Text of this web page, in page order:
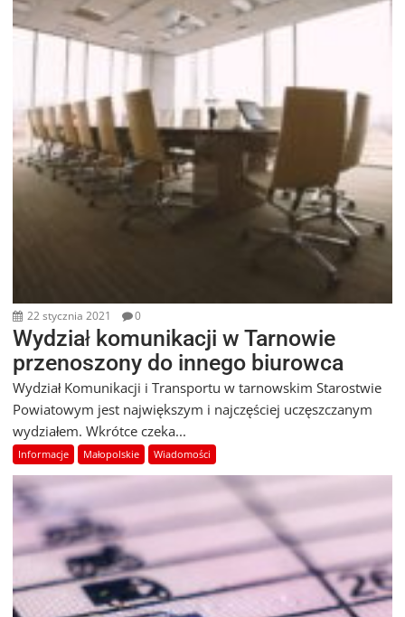
22 stycznia 2021 0
Wydział komunikacji w Tarnowie
przenoszony do innego biurowca
Wydział Komunikacji i Transportu w tarnowskim Starostwie
Powiatowym jest największym i najczęściej uczęszczanym
wydziałem. Wkrótce czeka...
Informacje Małopolskie Wiadomości